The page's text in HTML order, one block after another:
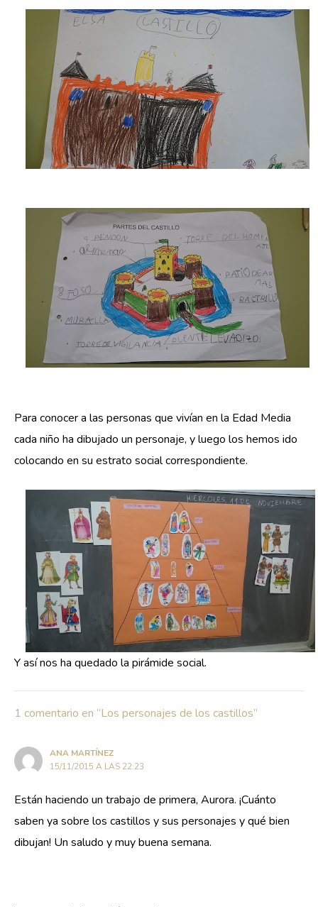
Para conocer a las personas que vivían en la Edad Media
cada niño ha dibujado un personaje, y luego los hemos ido
colocando en su estrato social correspondiente.
Y así nos ha quedado la pirámide social.
1 comentario en “Los personajes de los castillos”
ANA MARTÍNEZ
15/11/2015 A LAS 22:23
Están haciendo un trabajo de primera, Aurora. ¡Cuánto
saben ya sobre los castillos y sus personajes y qué bien
dibujan! Un saludo y muy buena semana.